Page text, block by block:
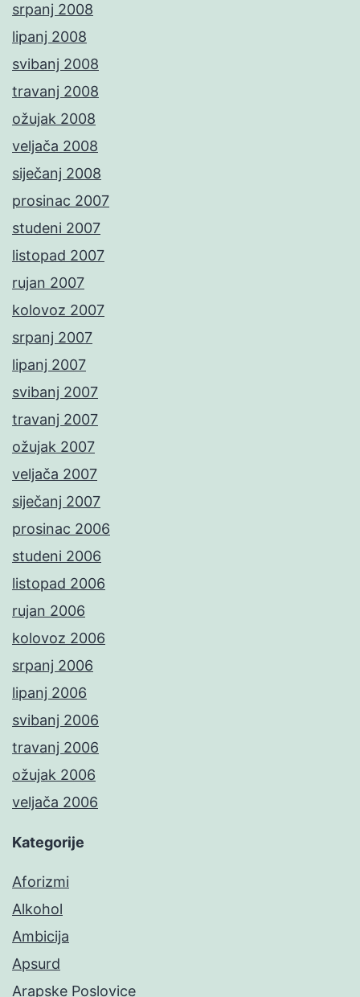
srpanj 2008
lipanj 2008
svibanj 2008
travanj 2008
ožujak 2008
veljača 2008
siječanj 2008
prosinac 2007
studeni 2007
listopad 2007
rujan 2007
kolovoz 2007
srpanj 2007
lipanj 2007
svibanj 2007
travanj 2007
ožujak 2007
veljača 2007
siječanj 2007
prosinac 2006
studeni 2006
listopad 2006
rujan 2006
kolovoz 2006
srpanj 2006
lipanj 2006
svibanj 2006
travanj 2006
ožujak 2006
veljača 2006
Kategorije
Aforizmi
Alkohol
Ambicija
Apsurd
Arapske Poslovice